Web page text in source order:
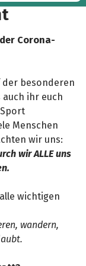
Corona-
der besonderen
ihr euch
Menschen
wir uns:
wir ALLE uns
wichtigen
wandern,